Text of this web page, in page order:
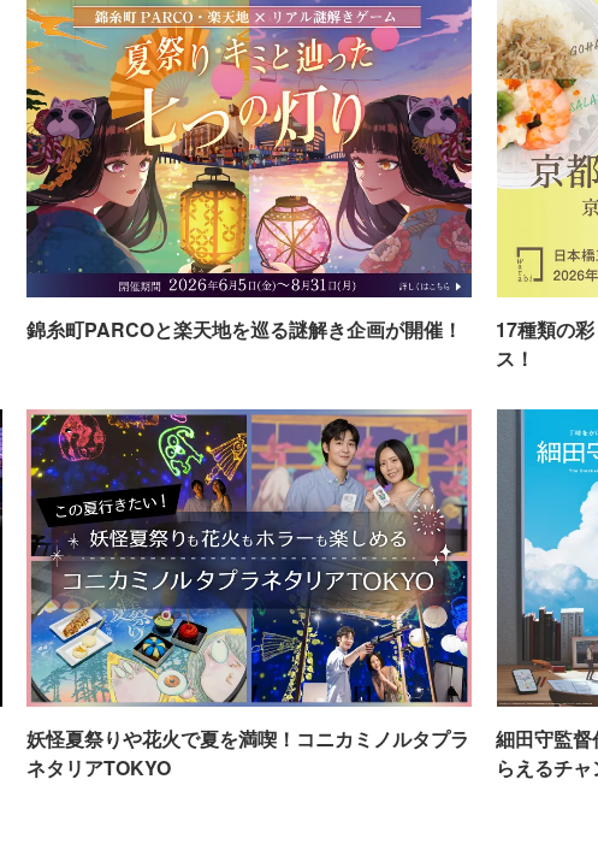
錦糸町PARCOと楽天地を巡る謎解き企画が開催！
17種類の
ス！
妖怪夏祭りや花火で夏を満喫！コニカミノルタプラ
ネタリアTOKYO
細田守監
らえるチャ